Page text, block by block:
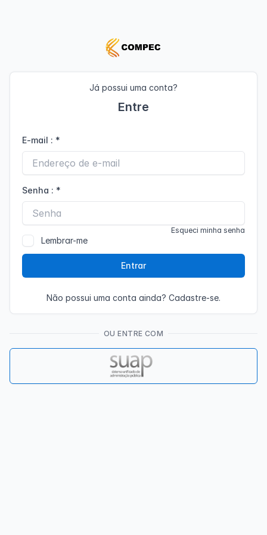
Já possui uma conta?
Entre
E-mail : *
Senha : *
Esqueci minha senha
Lembrar-me
Entrar
Não possui uma conta ainda? Cadastre-se.
OU ENTRE COM